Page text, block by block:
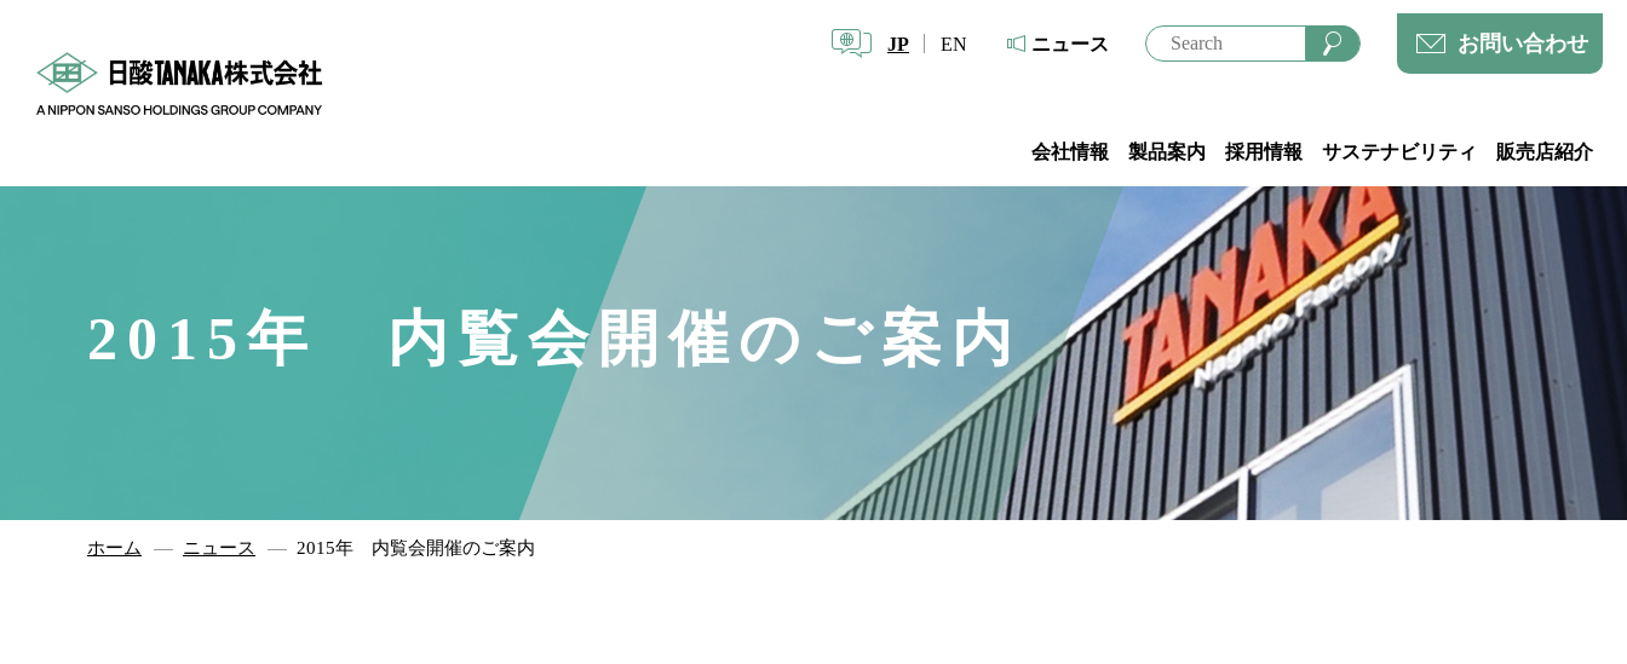
JP EN ニュース お問い合わせ
会社情報 製品案内 採用情報 サステナビリティ 販売店紹介
2015年 内覧会開催のご案内
ホーム ニュース 2015年 内覧会開催のご案内